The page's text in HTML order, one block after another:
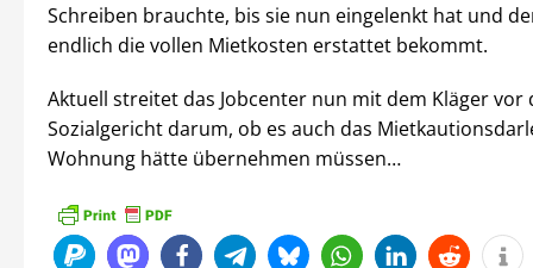
Schreiben brauchte, bis sie nun eingelenkt hat und
endlich die vollen Mietkosten erstattet bekommt.
Aktuell streitet das Jobcenter nun mit dem Kläger vor
Sozialgericht darum, ob es auch das
Wohnung hätte übernehmen müssen…